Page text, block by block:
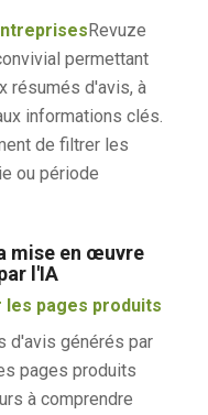
Revuze
permettant
résumés d'avis, à
informations clés.
de filtrer les
ou période
mise en œuvre
l'IA
pages produits
d'avis générés par
pages produits
à comprendre